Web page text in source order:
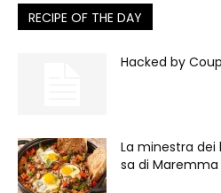
RECIPE OF THE DAY
Hacked by
La minestra
sa di Maremma